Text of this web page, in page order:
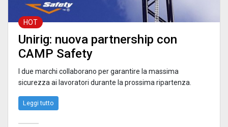
HOT
Unirig: nuova partnership con
CAMP Safety
I due marchi collaborano per garantire la massima
sicurezza ai lavoratori durante la prossima ripartenza.
Leggi tutto